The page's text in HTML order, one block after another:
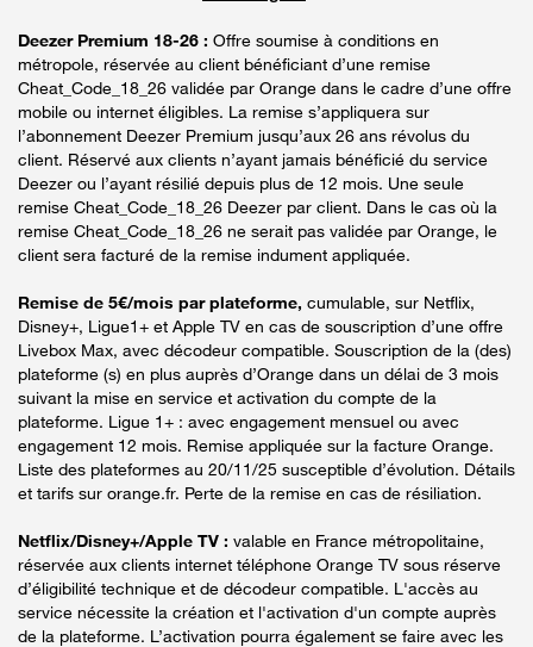
Deezer Premium 18-26 : Offre soumise à conditions en
métropole, réservée au client bénéficiant d’une remise
Cheat_Code_18_26 validée par Orange dans le cadre d’une offre
mobile ou internet éligibles. La remise s’appliquera sur
l’abonnement Deezer Premium jusqu’aux 26 ans révolus du
client. Réservé aux clients n’ayant jamais bénéficié du service
Deezer ou l’ayant résilié depuis plus de 12 mois. Une seule
remise Cheat_Code_18_26 Deezer par client. Dans le cas où la
remise Cheat_Code_18_26 ne serait pas validée par Orange, le
client sera facturé de la remise indument appliquée.
Remise de 5€/mois par plateforme, cumulable, sur Netflix,
Disney+, Ligue1+ et Apple TV en cas de souscription d’une offre
Livebox Max, avec décodeur compatible. Souscription de la (des)
plateforme (s) en plus auprès d’Orange dans un délai de 3 mois
suivant la mise en service et activation du compte de la
plateforme. Ligue 1+ : avec engagement mensuel ou avec
engagement 12 mois. Remise appliquée sur la facture Orange.
Liste des plateformes au 20/11/25 susceptible d’évolution. Détails
et tarifs sur orange.fr. Perte de la remise en cas de résiliation.
Netflix/Disney+/Apple TV : valable en France métropolitaine,
réservée aux clients internet téléphone Orange TV sous réserve
d’éligibilité technique et de décodeur compatible. L'accès au
service nécessite la création et l'activation d'un compte auprès
de la plateforme. L’activation pourra également se faire avec les